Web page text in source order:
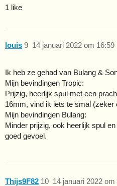
1 like
louis 14 januari 2022 om 16:59
9
Ik heb ze gehad van Bulang &
Mijn bevindingen Tropic:
Prijzig, heerlijk spul met een
16mm, vind ik iets te smal (zeker
Mijn bevindingen Bulang:
Minder prijzig, ook heerlijk spul
goed gevoel.
Thijs9F82 14 januari 2022 om
10